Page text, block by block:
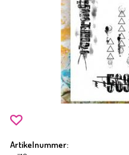
Artikelnummer: